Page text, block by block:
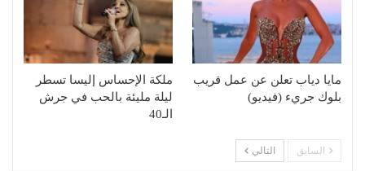
مايا دياب تعلن عن عمل قريب
بلوك جريء (فيديو)
ملكة الإحساس إليسا تسطر
ليلة مليئة بالحب في جرش
الـ40
السابق التالي